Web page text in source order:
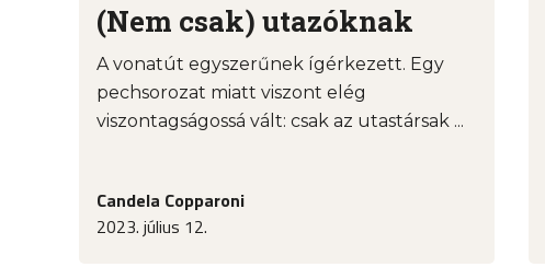
(Nem csak) utazóknak
A vonatút egyszerűnek ígérkezett. Egy
pechsorozat miatt viszont elég
viszontagságossá vált: csak az utastársak ...
Candela Copparoni
2023. július 12.